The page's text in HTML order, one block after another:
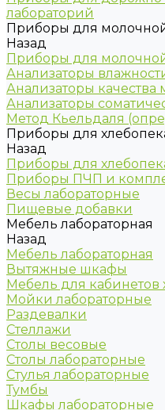
лабораторий
Приборы для
Назад
Приборы для
Анализаторы
Анализаторы качества
Анализаторы
Метод Кьельдаля
Приборы для
Назад
Приборы для
Приборы ПЧП и
Весы лабораторные
Пищевые добавки
Мебель лабораторная
Назад
Мебель лабораторная
Вытяжные шкафы
Мебель для
Мойки лабораторные
Раздевалки
Стеллажи
Столы весовые
Столы лабораторные
Стулья лабораторные
Тумбы
Шкафы лабораторные